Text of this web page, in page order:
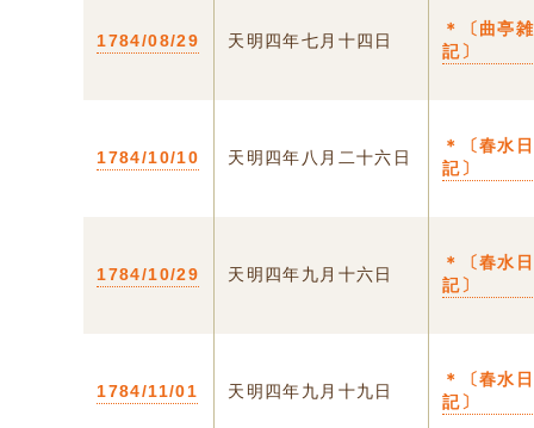
1784/08/29 天明四年七月十四日
＊〔曲亭雑
記〕
1784/10/10 天明四年八月二十六日
＊〔春水日
記〕
1784/10/29 天明四年九月十六日
＊〔春水日
記〕
1784/11/01 天明四年九月十九日
＊〔春水日
記〕